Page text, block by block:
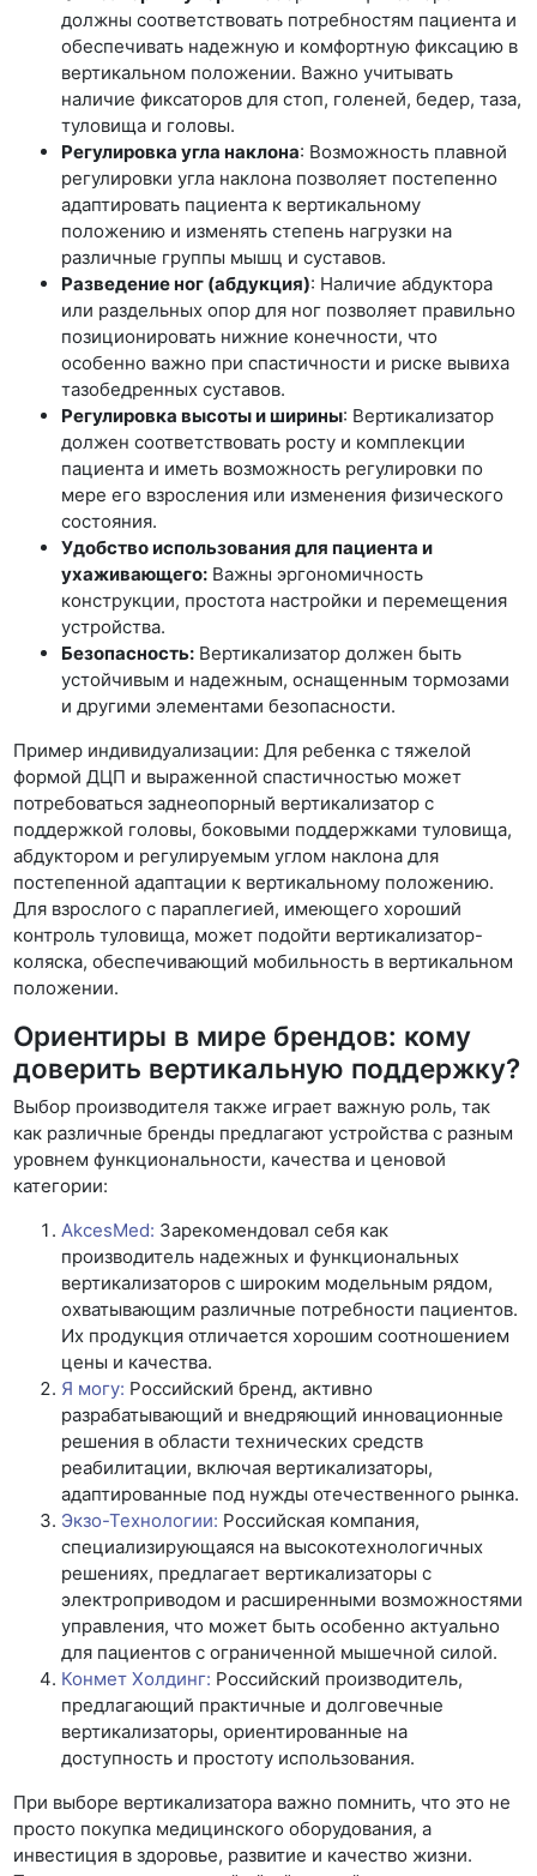
должны соответствовать потребностям пациента и
обеспечивать надежную и комфортную фиксацию в
вертикальном положении. Важно учитывать
наличие фиксаторов для стоп, голеней, бедер, таза,
туловища и головы.
Регулировка угла наклона: Возможность плавной
регулировки угла наклона позволяет постепенно
адаптировать пациента к вертикальному
положению и изменять степень нагрузки на
различные группы мышц и суставов.
Разведение ног (абдукция): Наличие абдуктора
или раздельных опор для ног позволяет правильно
позиционировать нижние конечности, что
особенно важно при спастичности и риске вывиха
тазобедренных суставов.
Регулировка высоты и ширины: Вертикализатор
должен соответствовать росту и комплекции
пациента и иметь возможность регулировки по
мере его взросления или изменения физического
состояния.
Удобство использования для пациента и
ухаживающего: Важны эргономичность
конструкции, простота настройки и перемещения
устройства.
Безопасность: Вертикализатор должен быть
устойчивым и надежным, оснащенным тормозами
и другими элементами безопасности.
Пример индивидуализации: Для ребенка с тяжелой
формой ДЦП и выраженной спастичностью может
потребоваться заднеопорный вертикализатор с
поддержкой головы, боковыми поддержками туловища,
абдуктором и регулируемым углом наклона для
постепенной адаптации к вертикальному положению.
Для взрослого с параплегией, имеющего хороший
контроль туловища, может подойти вертикализатор-
коляска, обеспечивающий мобильность в вертикальном
положении.
Ориентиры в мире брендов: кому
доверить вертикальную поддержку?
Выбор производителя также играет важную роль, так
как различные бренды предлагают устройства с разным
уровнем функциональности, качества и ценовой
категории:
AkcesMed: Зарекомендовал себя как
производитель надежных и функциональных
вертикализаторов с широким модельным рядом,
охватывающим различные потребности пациентов.
Их продукция отличается хорошим соотношением
цены и качества.
Я могу: Российский бренд, активно
разрабатывающий и внедряющий инновационные
решения в области технических средств
реабилитации, включая вертикализаторы,
адаптированные под нужды отечественного рынка.
Экзо-Технологии: Российская компания,
специализирующаяся на высокотехнологичных
решениях, предлагает вертикализаторы с
электроприводом и расширенными возможностями
управления, что может быть особенно актуально
для пациентов с ограниченной мышечной силой.
Конмет Холдинг: Российский производитель,
предлагающий практичные и долговечные
вертикализаторы, ориентированные на
доступность и простоту использования.
При выборе вертикализатора важно помнить, что это не
просто покупка медицинского оборудования, а
инвестиция в здоровье, развитие и качество жизни.